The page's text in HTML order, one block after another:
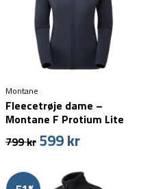
Montane
Fleecetrøje dame –
Montane F Protium Lite
Hoodie – Blå
799kr Den
var:
599krDen
pris
er: